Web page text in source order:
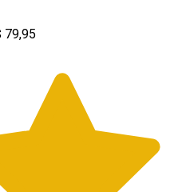
79,95